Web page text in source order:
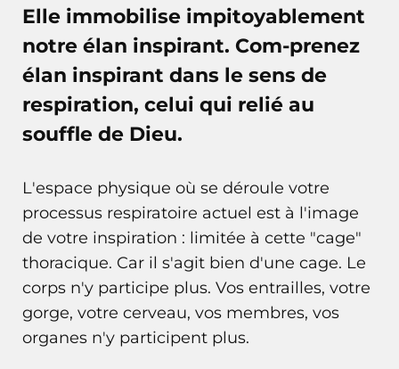
Elle immobilise impitoyablement
notre élan inspirant. Com-prenez
élan inspirant dans le sens de
respiration, celui qui relié au
souffle de Dieu.
L'espace physique où se déroule votre
processus respiratoire actuel est à l'image
de votre inspiration : limitée à cette "cage"
thoracique. Car il s'agit bien d'une cage. Le
corps n'y participe plus. Vos entrailles, votre
gorge, votre cerveau, vos membres, vos
organes n'y participent plus.